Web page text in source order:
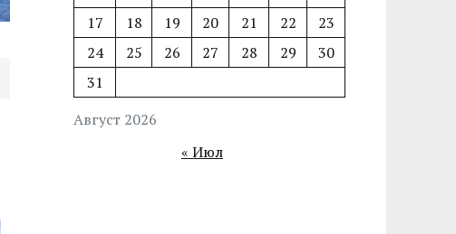
Август 2026
17
18 19 20 21 22
23
24
25 26 27 28 29
30
31
« Июл